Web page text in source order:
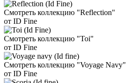
Смотреть коллекцию "Reflection"
от ID Fine
Смотреть коллекцию "Toi"
от ID Fine
Смотреть коллекцию "Voyage Navy"
от ID Fine